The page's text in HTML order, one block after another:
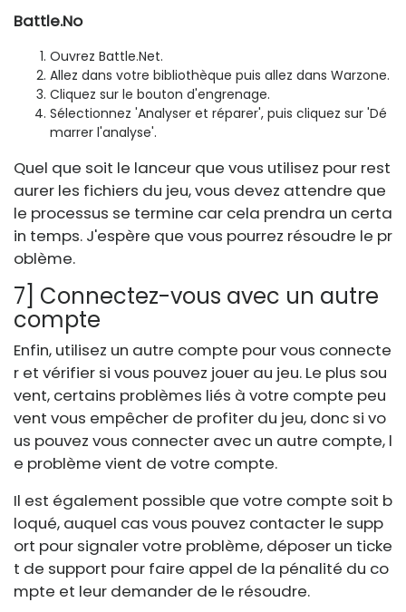
Battle.No
Ouvrez Battle.Net.
Allez dans votre bibliothèque puis allez dans Warzone.
Cliquez sur le bouton d'engrenage.
Sélectionnez 'Analyser et réparer', puis cliquez sur 'Dé
marrer l'analyse'.
Quel que soit le lanceur que vous utilisez pour rest
aurer les fichiers du jeu, vous devez attendre que
le processus se termine car cela prendra un certa
in temps. J'espère que vous pourrez résoudre le pr
oblème.
7] Connectez-vous avec un autre
compte
Enfin, utilisez un autre compte pour vous connecte
r et vérifier si vous pouvez jouer au jeu. Le plus sou
vent, certains problèmes liés à votre compte peu
vent vous empêcher de profiter du jeu, donc si vo
us pouvez vous connecter avec un autre compte, l
e problème vient de votre compte.
Il est également possible que votre compte soit b
loqué, auquel cas vous pouvez contacter le supp
ort pour signaler votre problème, déposer un ticke
t de support pour faire appel de la pénalité du co
mpte et leur demander de le résoudre.